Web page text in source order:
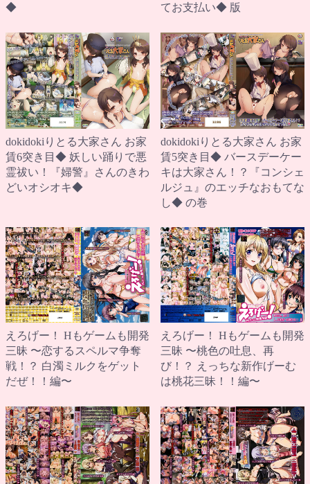
◆
てお支払い◆ 版
dokidokiりとる大家さん お家
賃6突き目◆ 妖しい踊りで悪
霊祓い！『婦警』さんのきわ
どいオシオキ◆
dokidokiりとる大家さん お家
賃5突き目◆ バースデーケー
キは大家さん！？『コンシェ
ルジュ』のエッチなおもてな
し◆ の巻
えろげー！ Hもゲームも開発
三昧 〜恋するスペルマ争奪
戦！？ 白濁ミルクをゲット
だぜ！！編〜
えろげー！ Hもゲームも開発
三昧 〜桃色の吐息、再
び！？ えっちな新作げーむ
は桃花三昧！！編〜